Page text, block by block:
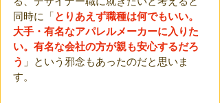
同時に「とりあえず職種は何でもいい。
大手・有名なアパレルメーカーに入りた
い。有名な会社の方が親も安心するだろ
う 」という邪念もあったのだと思いま
す。